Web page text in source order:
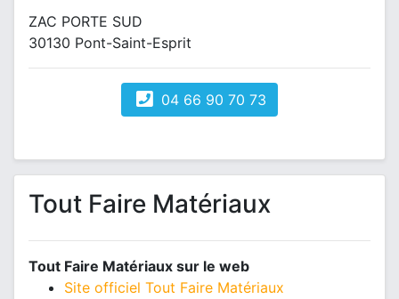
ZAC PORTE SUD
30130 Pont-Saint-Esprit
04 66 90 70 73
Tout Faire Matériaux
Tout Faire Matériaux sur le web
Site officiel Tout Faire Matériaux